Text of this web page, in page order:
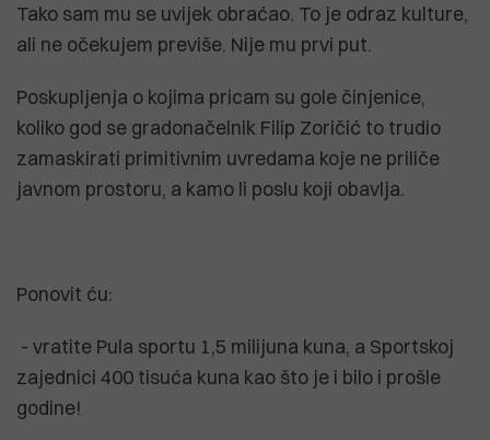
Tako sam mu se uvijek obraćao. To je odraz kulture,
ali ne očekujem previše. Nije mu prvi put.
Poskupljenja o kojima pricam su gole činjenice,
koliko god se gradonačelnik Filip Zoričić to trudio
zamaskirati primitivnim uvredama koje ne priliče
javnom prostoru, a kamo li poslu koji obavlja.
Ponovit ću:
- vratite Pula sportu 1,5 milijuna kuna, a Sportskoj
zajednici 400 tisuća kuna kao što je i bilo i prošle
godine!